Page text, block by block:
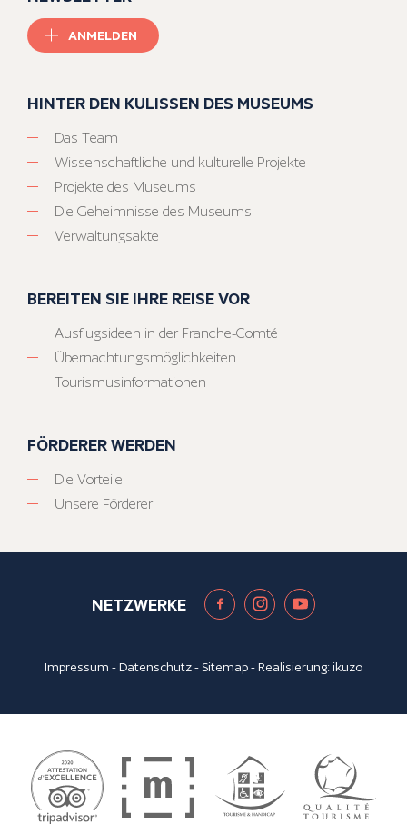
ANMELDEN
HINTER DEN KULISSEN DES MUSEUMS
Das Team
Wissenschaftliche und kulturelle Projekte
Projekte des Museums
Die Geheimnisse des Museums
Verwaltungsakte
BEREITEN SIE IHRE REISE VOR
Ausflugsideen in der Franche-Comté
Übernachtungsmöglichkeiten
Tourismusinformationen
FÖRDERER WERDEN
Die Vorteile
Unsere Förderer
NETZWERKE
Impressum -Datenschutz- Sitemap- Realisierung:ikuzo